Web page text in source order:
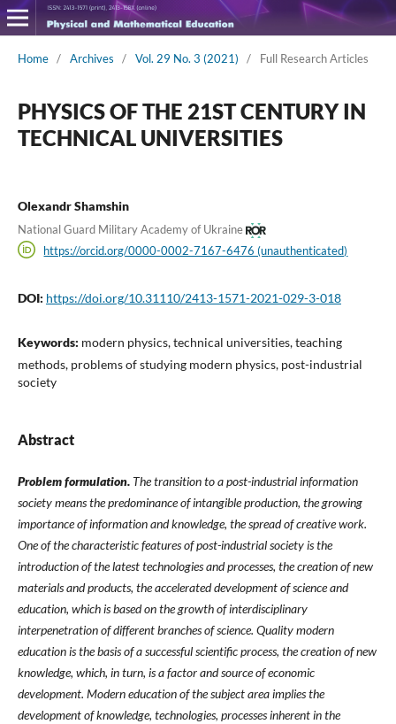
Home / Archives / Vol. 29 No. 3 (2021) / Full Research Articles
PHYSICS OF THE 21ST CENTURY IN
TECHNICAL UNIVERSITIES
Olexandr Shamshin
National Guard Military Academy of Ukraine
https://orcid.org/0000-0002-7167-6476 (unauthenticated)
DOI: https://doi.org/10.31110/2413-1571-2021-029-3-018
Keywords: modern physics, technical universities, teaching
methods, problems of studying modern physics, post-industrial
society
Abstract
Problem formulation.The transition to a post-industrial information
society means the predominance of intangible production, the growing
importance of information and knowledge, the spread of creative work.
One of the characteristic features of post-industrial society is the
introduction of the latest technologies and processes, the creation of new
materials and products, the accelerated development of science and
education, which is based on the growth of interdisciplinary
interpenetration of different branches of science. Quality modern
education is the basis of a successful scientific process, the creation of new
knowledge, which, in turn, is a factor and source of economic
development. Modern education of the subject area implies the
development of knowledge, technologies, processes inherent in the